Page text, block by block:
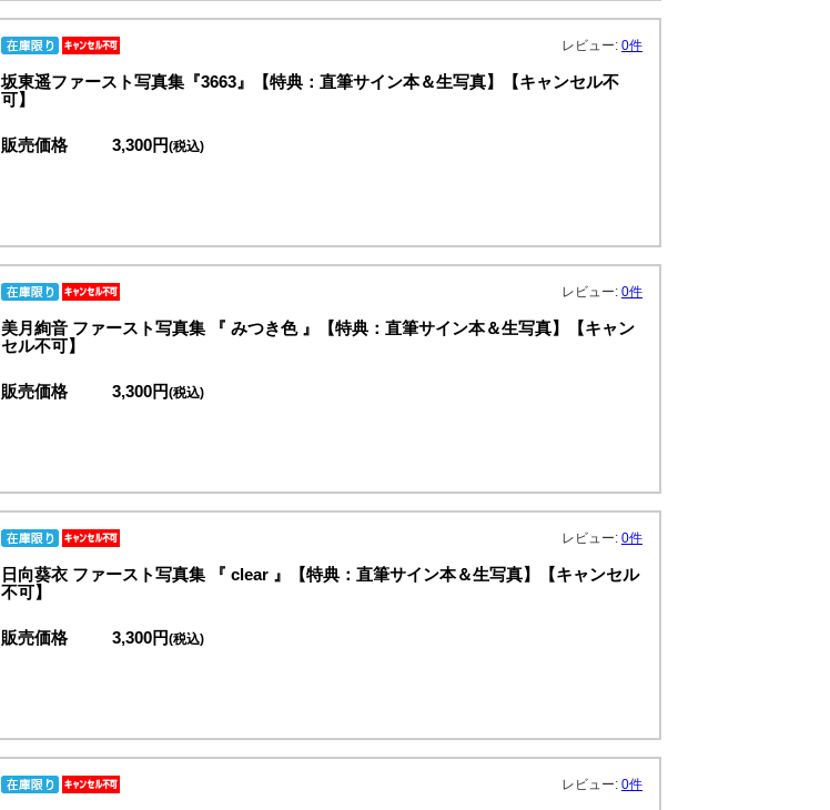
レビュー: 0件
坂東遥ファースト写真集『3663』【特典：直筆サイン本＆生写真】【キャンセル不
可】
販売価格 3,300円(税込)
レビュー: 0件
美月絢音 ファースト写真集 『 みつき色 』【特典：直筆サイン本＆生写真】【キャン
セル不可】
販売価格 3,300円(税込)
レビュー: 0件
日向葵衣 ファースト写真集 『 clear 』【特典：直筆サイン本＆生写真】【キャンセル
不可】
販売価格 3,300円(税込)
レビュー: 0件